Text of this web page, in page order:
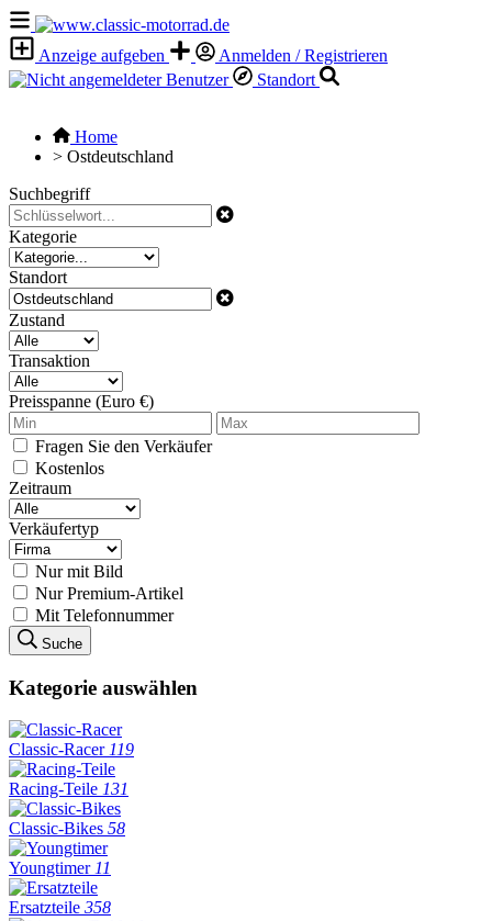
Anzeige aufgeben
Anmelden / Registrieren
Standort
Home
> Ostdeutschland
Suchbegriff
Kategorie
Standort
Zustand
Transaktion
Preisspanne (Euro €)
Fragen Sie den Verkäufer
Kostenlos
Zeitraum
Verkäufertyp
Nur mit Bild
Nur Premium-Artikel
Mit Telefonnummer
Suche
Kategorie auswählen
Classic-Racer 119
Racing-Teile 131
Classic-Bikes 58
Youngtimer 11
Ersatzteile 358